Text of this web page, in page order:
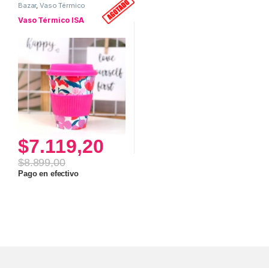
Bazar,Vaso Térmico
Vaso Térmico ISA
$7.119,20
$8.899,00
Pago en efectivo